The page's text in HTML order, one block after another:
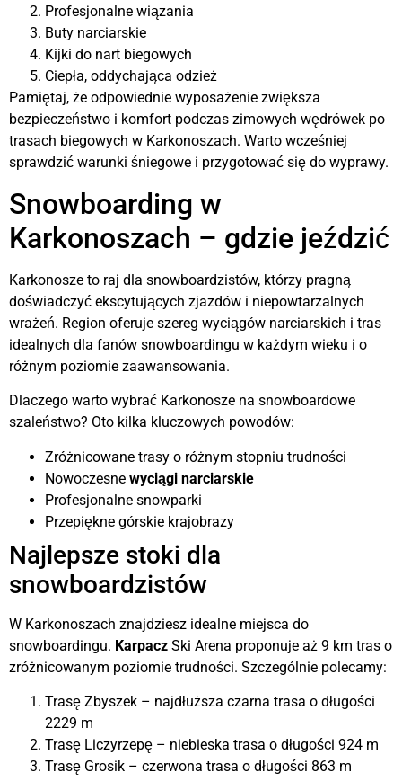
Profesjonalne wiązania
Buty narciarskie
Kijki do nart biegowych
Ciepła, oddychająca odzież
Pamiętaj, że odpowiednie wyposażenie zwiększa
bezpieczeństwo i komfort podczas zimowych wędrówek po
trasach biegowych w Karkonoszach. Warto wcześniej
sprawdzić warunki śniegowe i przygotować się do wyprawy.
Snowboarding w
Karkonoszach – gdzie jeździć
Karkonosze to raj dla snowboardzistów, którzy pragną
doświadczyć ekscytujących zjazdów i niepowtarzalnych
wrażeń. Region oferuje szereg wyciągów narciarskich i tras
idealnych dla fanów snowboardingu w każdym wieku i o
różnym poziomie zaawansowania.
Dlaczego warto wybrać Karkonosze na snowboardowe
szaleństwo? Oto kilka kluczowych powodów:
Zróżnicowane trasy o różnym stopniu trudności
Nowoczesne wyciągi narciarskie
Profesjonalne snowparki
Przepiękne górskie krajobrazy
Najlepsze stoki dla
snowboardzistów
W Karkonoszach znajdziesz idealne miejsca do
snowboardingu. Karpacz Ski Arena proponuje aż 9 km tras o
zróżnicowanym poziomie trudności. Szczególnie polecamy:
Trasę Zbyszek – najdłuższa czarna trasa o długości
2229 m
Trasę Liczyrzepę – niebieska trasa o długości 924 m
Trasę Grosik – czerwona trasa o długości 863 m